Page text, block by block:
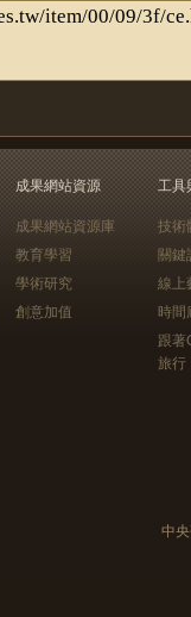
成果網站資源
成果網站資源庫
教育學習
學術研究
創意加值
工具
技術
關鍵
線上
時間
跟
旅行
中